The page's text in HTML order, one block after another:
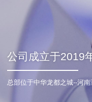
公司成立于2019
总部位于中华龙都之城--河南